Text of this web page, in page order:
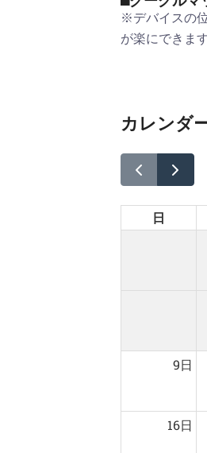
※デバイスの
が楽にできます
カレンダ
日
9日
16日